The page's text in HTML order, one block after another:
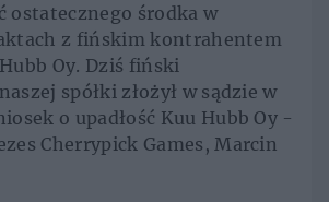
ostatecznego środka w
z fińskim kontrahentem
Oy. Dziś fiński
spółki złożył w sądzie w
o upadłość Kuu Hubb Oy -
Cherrypick Games, Marcin